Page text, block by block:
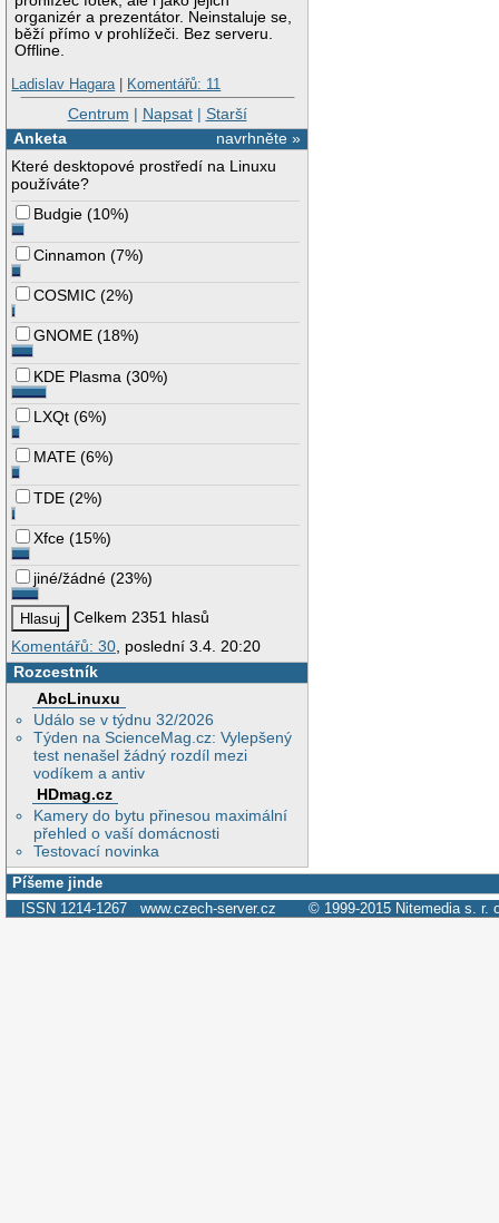
organizér a prezentátor. Neinstaluje se,
běží přímo v prohlížeči. Bez serveru.
Offline.
Ladislav Hagara| Komentářů: 11
Centrum | Napsat| Starší
navrhněte »
Anketa
Které desktopové prostředí na Linuxu
používáte?
Budgie (10%)
Cinnamon (7%)
COSMIC (2%)
GNOME (18%)
KDE Plasma (30%)
LXQt (6%)
MATE (6%)
TDE (2%)
Xfce (15%)
jiné/žádné (23%)
Celkem 2351 hlasů
Komentářů: 30 , poslední 3.4. 20:20
Rozcestník
AbcLinuxu
Událo se v týdnu 32/2026
Týden na ScienceMag.cz: Vylepšený
test nenašel žádný rozdíl mezi
vodíkem a antiv
HDmag.cz
Kamery do bytu přinesou maximální
přehled o vaší domácnosti
Testovací novinka
Píšeme jinde
ISSN 1214-1267 www.czech-server.cz © 1999-2015 Nitemedia s. r.